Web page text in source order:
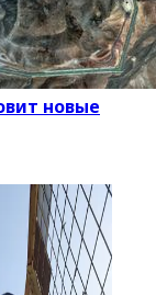
новые